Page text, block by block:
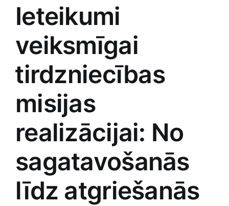
Ieteikumi
veiksmīgai
⁤tirdzniecības
misijas‍
realizācijai: No
sagatavošanās
līdz atgriešanās